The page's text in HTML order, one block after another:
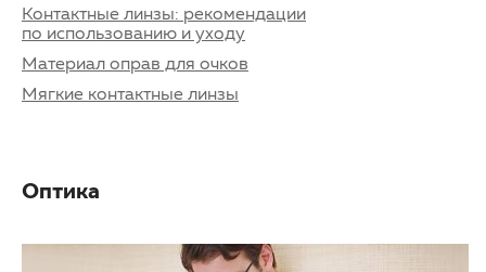
Контактные линзы: рекомендации
по использованию и уходу
Материал оправ для очков
Мягкие контактные линзы
Оптика